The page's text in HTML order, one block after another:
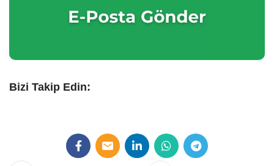
Bizi Takip Edin: